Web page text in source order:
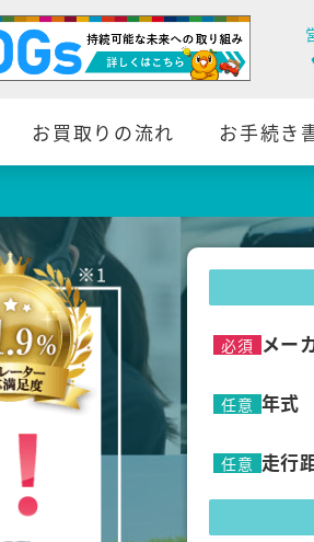
お買取りの流れ お手続き
必須 メー
任意 年式
任意 走行